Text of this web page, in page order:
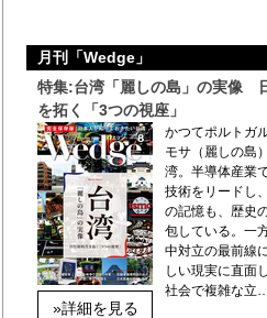
月刊「Wedge」
特集:台湾「麗しの島」の実像
を拓く「3つの視座」
»詳細を見る
かつてポルトガ
モサ（麗しの島
湾。半導体産業
技術をリードし
の記憶も、歴史
包している。一
中対立の最前線
しい現実に直面
社会で複雑な立